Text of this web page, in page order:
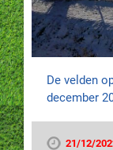
De velden
december
21/12/